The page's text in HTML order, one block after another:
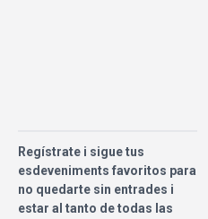
Regístrate i sigue tus
esdeveniments favoritos para
no quedarte sin entrades i
estar al tanto de todas las